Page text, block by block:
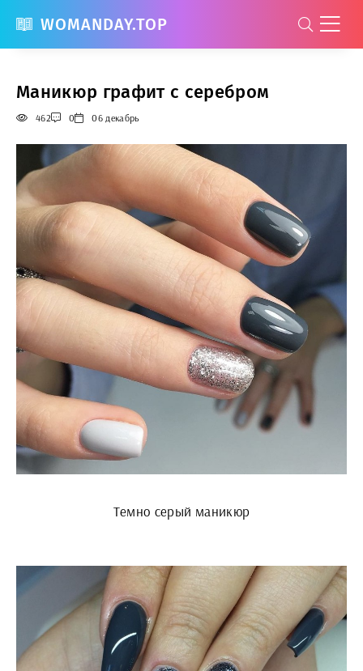
WOMANDAY.TOP
Маникюр графит с серебром
462 0 06 декабрь
Темно серый маникюр